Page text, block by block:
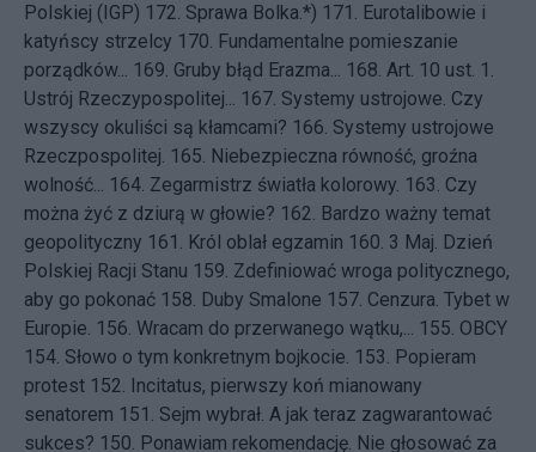
Polskiej (IGP) 172. Sprawa Bolka.*) 171. Eurotalibowie i
katyńscy strzelcy 170. Fundamentalne pomieszanie
porządków... 169. Gruby błąd Erazma... 168. Art. 10 ust. 1.
Ustrój Rzeczypospolitej... 167. Systemy ustrojowe. Czy
wszyscy okuliści są kłamcami? 166. Systemy ustrojowe
Rzeczpospolitej. 165. Niebezpieczna równość, groźna
wolność... 164. Zegarmistrz światła kolorowy. 163. Czy
można żyć z dziurą w głowie? 162. Bardzo ważny temat
geopolityczny 161. Król oblał egzamin 160. 3 Maj. Dzień
Polskiej Racji Stanu 159. Zdefiniować wroga politycznego,
aby go pokonać 158. Duby Smalone 157. Cenzura. Tybet w
Europie. 156. Wracam do przerwanego wątku,... 155. OBCY
154. Słowo o tym konkretnym bojkocie. 153. Popieram
protest 152. Incitatus, pierwszy koń mianowany
senatorem 151. Sejm wybrał. A jak teraz zagwarantować
sukces? 150. Ponawiam rekomendację. Nie głosować za